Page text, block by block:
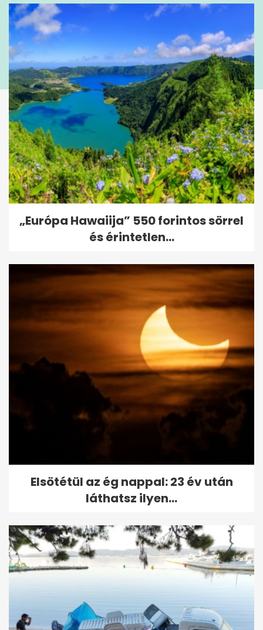
„Európa Hawaiija” 550 forintos sörrel
és érintetlen...
Elsötétül az ég nappal: 23 év után
láthatsz ilyen...